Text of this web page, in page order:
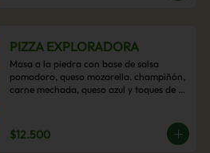
PIZZA EXPLORADORA
Masa a la piedra con base de salsa
pomodoro, queso mozarella. champiñón,
carne mechada, queso azul y toques de
$12.500